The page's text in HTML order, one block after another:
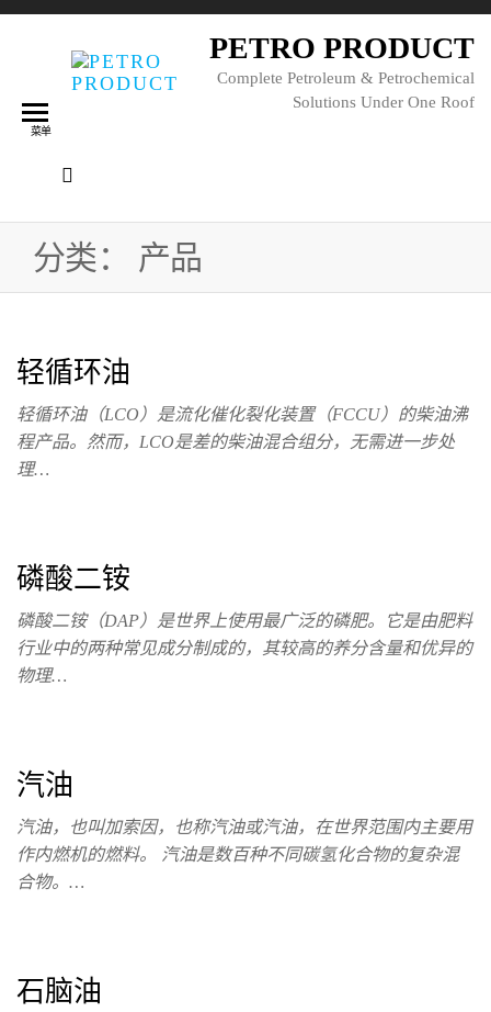
PETRO PRODUCT
Complete Petroleum & Petrochemical
Solutions Under One Roof
菜单
分类： 产品
轻循环油
轻循环油（LCO）是流化催化裂化装置（FCCU）的柴油沸
程产品。然而，LCO是差的柴油混合组分，无需进一步处
理…
磷酸二铵
磷酸二铵（DAP）是世界上使用最广泛的磷肥。它是由肥料
行业中的两种常见成分制成的，其较高的养分含量和优异的
物理…
汽油
汽油，也叫加索因，也称汽油或汽油，在世界范围内主要用
作内燃机的燃料。 汽油是数百种不同碳氢化合物的复杂混
合物。…
石脑油